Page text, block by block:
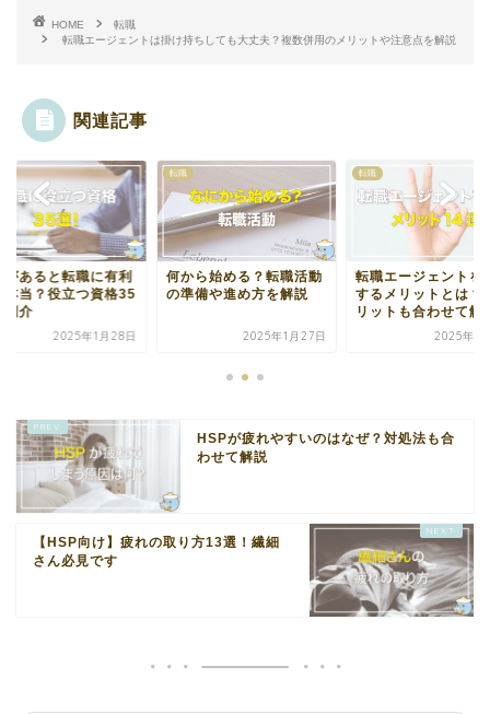
HOME
転職
転職エージェントは掛け持ちしても大丈夫？複数併用のメリットや注意点を解説
関連記事
から始める？転職活動
準備や進め方を解説
2025年1月27日
転職
転職エージェントを活用
するメリットとは？デメ
2025年1月31日
転職
資格があると転
って本当？役立
選を紹介
2025
HSPが疲れやすいのはなぜ？対処法も合
わせて解説
【HSP向け】疲れの取り方13選！繊細
さん必見です